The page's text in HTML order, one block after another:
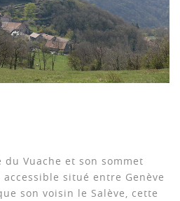
du Vuache et son sommet
situé entre Genève
son voisin le Salève, cette